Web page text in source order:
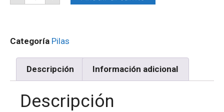
Categoría Pilas
Descripción Información adicional
Descripción